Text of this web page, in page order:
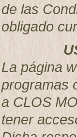
de las
obligado
La página
programas
a CLOS
tener